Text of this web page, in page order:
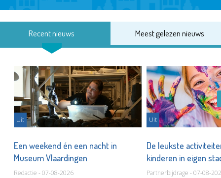
Recent nieuws Meest gelezen nieuws
Uit
Een weekend én een nacht in
Museum Vlaardingen
Redactie - 07-08-2026
Uit
De leukste
kinderen in eigen
Partnerbijdrage - 07-08-